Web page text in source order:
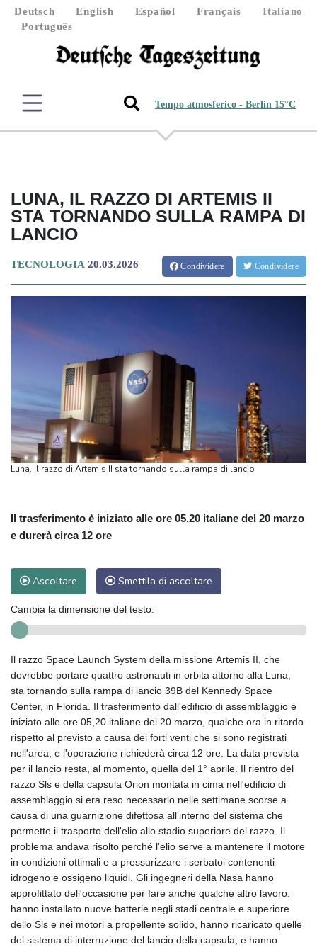
Deutsch English Español Français
Italiano
Português
Tempo atmosferico - Berlin 15°C
LUNA, IL RAZZO DI ARTEMIS II
STA TORNANDO SULLA RAMPA DI
LANCIO
TECNOLOGIA 20.03.2026 Condividere Condividere
Luna, il razzo di Artemis II sta tornando sulla rampa di lancio
Il trasferimento è iniziato alle ore 05,20 italiane del 20 marzo
e durerà circa 12 ore
Ascoltare Smettila di ascoltare
Cambia la dimensione del testo:
Il razzo Space Launch System della missione Artemis II, che
dovrebbe portare quattro astronauti in orbita attorno alla Luna,
sta tornando sulla rampa di lancio 39B del Kennedy Space
Center, in Florida. Il trasferimento dall'edificio di assemblaggio è
iniziato alle ore 05,20 italiane del 20 marzo, qualche ora in ritardo
rispetto al previsto a causa dei forti venti che si sono registrati
nell'area, e l'operazione richiederà circa 12 ore. La data prevista
per il lancio resta, al momento, quella del 1° aprile. Il rientro del
razzo Sls e della capsula Orion montata in cima nell'edificio di
assemblaggio si era reso necessario nelle settimane scorse a
causa di una guarnizione difettosa all'interno del sistema che
permette il trasporto dell'elio allo stadio superiore del razzo. Il
problema andava risolto perché l'elio serve a mantenere il motore
in condizioni ottimali e a pressurizzare i serbatoi contenenti
idrogeno e ossigeno liquidi. Gli ingegneri della Nasa hanno
approfittato dell'occasione per fare anche qualche altro lavoro:
hanno installato nuove batterie negli stadi centrale e superiore
dello Sls e nei motori a propellente solido, hanno ricaricato quelle
del sistema di interruzione del lancio della capsula, e hanno